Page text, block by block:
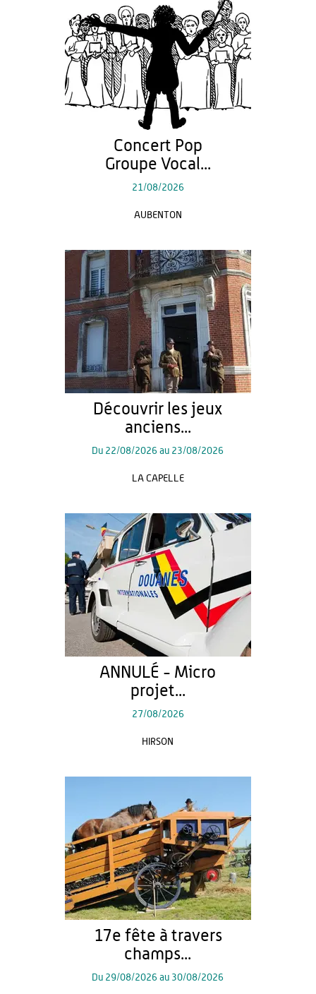
Concert Pop
Groupe Vocal...
21/08/2026
AUBENTON
Découvrir les jeux
anciens...
Du 22/08/2026 au 23/08/2026
LA CAPELLE
ANNULÉ - Micro
projet...
27/08/2026
HIRSON
17e fête à travers
champs...
Du 29/08/2026 au 30/08/2026